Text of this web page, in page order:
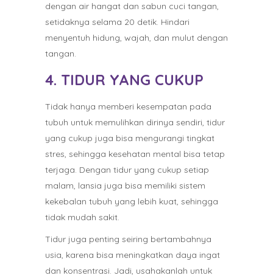
dengan air hangat dan sabun cuci tangan,
setidaknya selama 20 detik. Hindari
menyentuh hidung, wajah, dan mulut dengan
tangan.
4. TIDUR YANG CUKUP
Tidak hanya memberi kesempatan pada
tubuh untuk memulihkan dirinya sendiri, tidur
yang cukup juga bisa mengurangi tingkat
stres, sehingga kesehatan mental bisa tetap
terjaga. Dengan tidur yang cukup setiap
malam, lansia juga bisa memiliki sistem
kekebalan tubuh yang lebih kuat, sehingga
tidak mudah sakit.
Tidur juga penting seiring bertambahnya
usia, karena bisa meningkatkan daya ingat
dan konsentrasi. Jadi, usahakanlah untuk